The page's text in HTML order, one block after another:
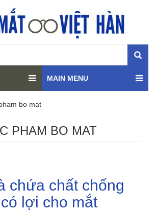
MAIN MENU
bo mat
PHAM BO MAT
chứa chất chống
lợi cho mắt